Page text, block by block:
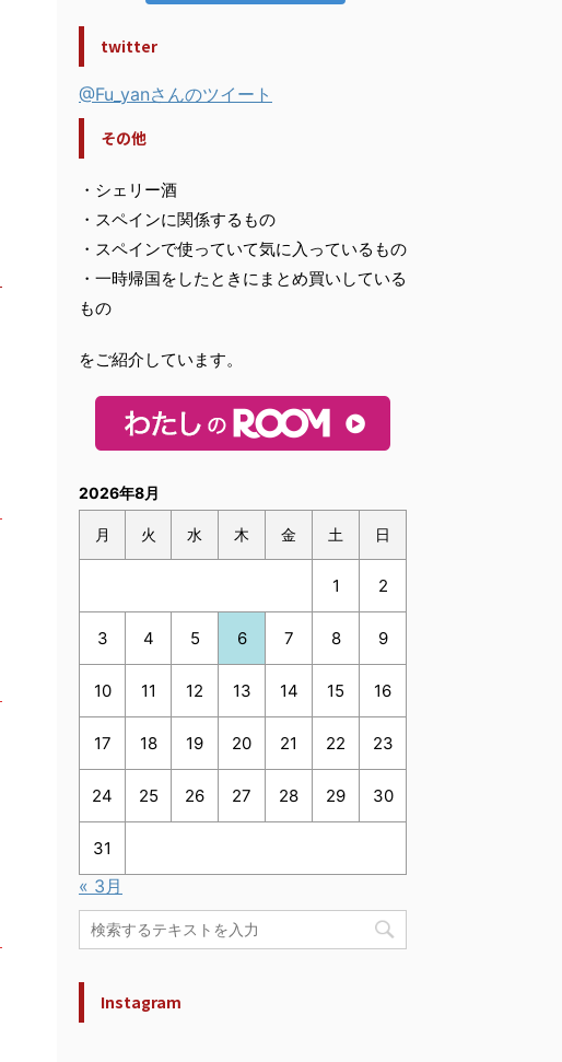
twitter
@Fu_yanさんのツイート
その他
・シェリー酒
・スペインに関係するもの
・スペインで使っていて気に入っているもの
・一時帰国をしたときにまとめ買いしている
もの
をご紹介しています。
2026年8月
月 火 水 木 金 土 日
1 2
3 4 5 6 7 8 9
10 11 12 13 14 15 16
17 18 19 20 21 22 23
24 25 26 27 28 29 30
31
« 3月
Instagram